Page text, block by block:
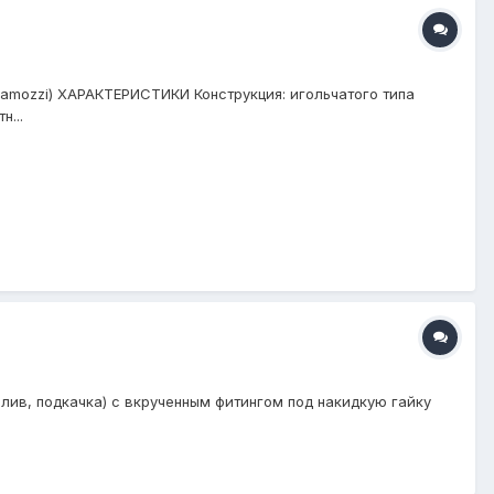
ХАРАКТЕРИСТИКИ Конструкция: игольчатого типа
подкачка) с вкрученным фитингом под накидкую гайку